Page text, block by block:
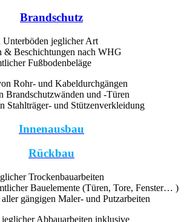
Brandschutz
Unterböden jeglicher Art
& Beschichtungen nach WHG
Fußbodenbeläge
Rohr- und Kabeldurchgängen
Brandschutzwänden und -Türen
Stahlträger- und Stützenverkleidung
Innenausbau
Rückbau
Trockenbauarbeiten
Bauelemente (Türen, Tore, Fenster… )
gängigen Maler- und Putzarbeiten
Abbauarbeiten inklusive